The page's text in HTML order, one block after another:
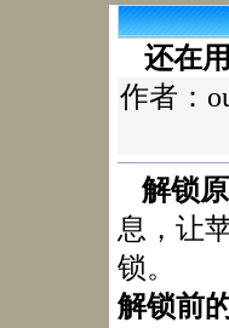
还在
作者：
解锁原
息，让
锁。
解锁前